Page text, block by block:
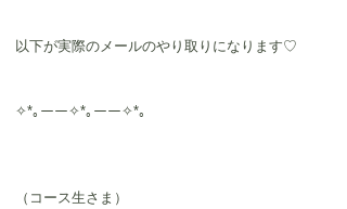
以下が実際のメールのやり取りになります♡
✧*｡ーー✧*｡ーー✧*｡
（コース生さま）